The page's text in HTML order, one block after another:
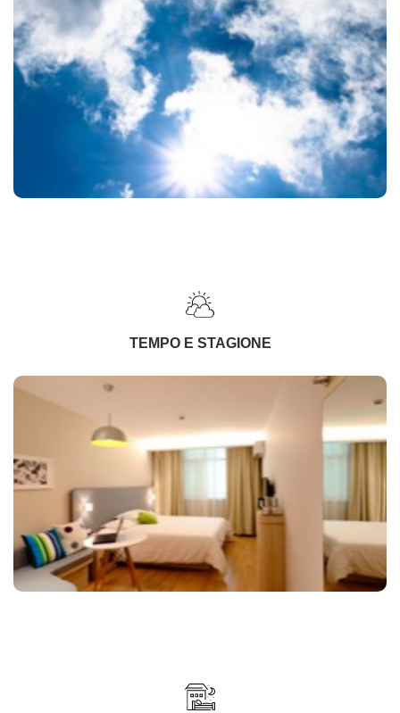
TEMPO E STAGIONE